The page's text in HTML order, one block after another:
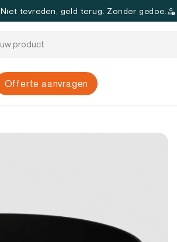
Niet tevreden, geld terug. Zonder gedoe.
Offerte aanvragen